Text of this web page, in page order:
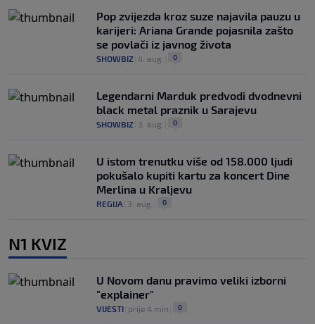
Pop zvijezda kroz suze najavila pauzu u
karijeri: Ariana Grande pojasnila zašto
se povlači iz javnog života
SHOWBIZ 4. aug. 0
Legendarni Marduk predvodi dvodnevni
black metal praznik u Sarajevu
SHOWBIZ 3. aug. 0
U istom trenutku više od 158.000 ljudi
pokušalo kupiti kartu za koncert Dine
Merlina u Kraljevu
REGIJA 3. aug. 0
N1 KVIZ
U Novom danu pravimo veliki izborni
"explainer"
VIJESTI prije 4 min 0